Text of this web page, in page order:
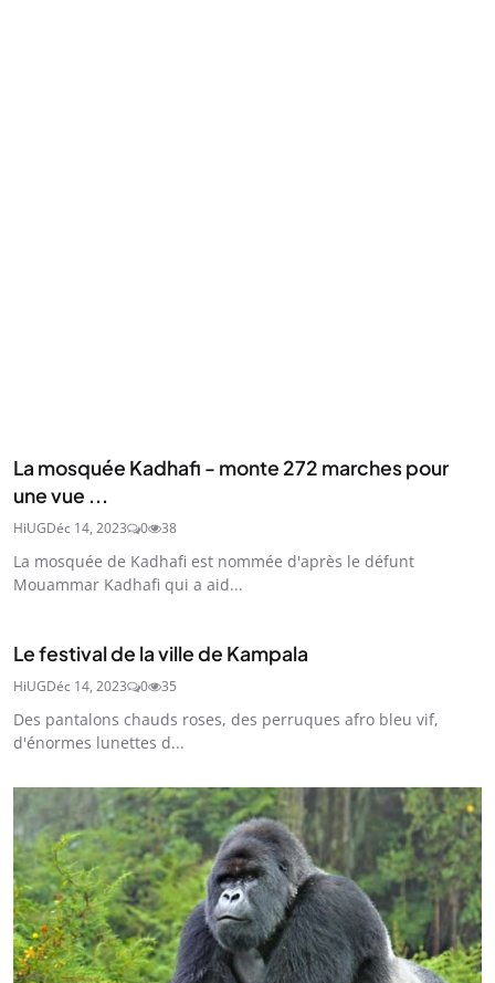
La mosquée Kadhafi - monte 272 marches pour
une vue ...
HiUGDéc 14, 2023 0 38
La mosquée de Kadhafi est nommée d'après le défunt
Mouammar Kadhafi qui a aid...
Le festival de la ville de Kampala
HiUGDéc 14, 2023 0 35
Des pantalons chauds roses, des perruques afro bleu vif,
d'énormes lunettes d...